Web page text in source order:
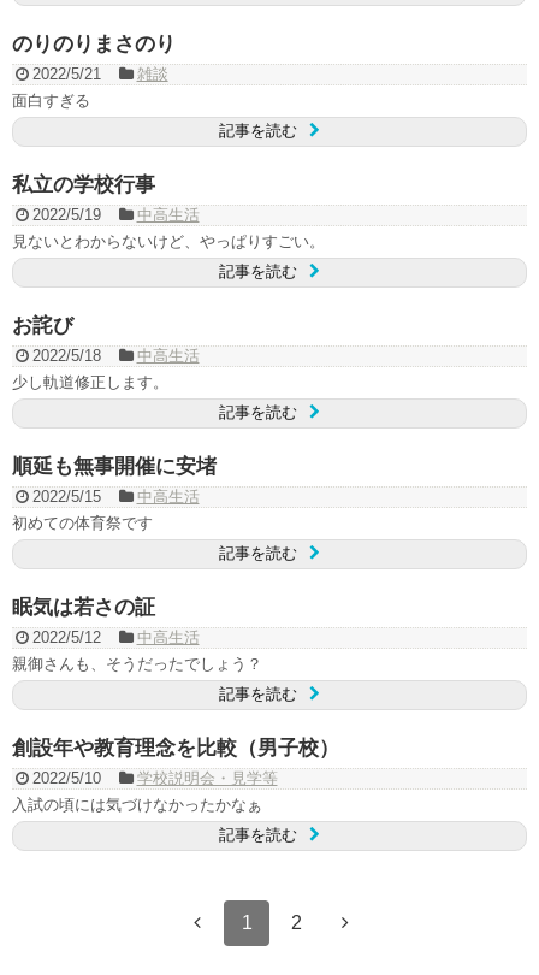
のりのりまさのり
2022/5/21
雑談
面白すぎる
記事を読む
私立の学校行事
2022/5/19
中高生活
見ないとわからないけど、やっぱりすごい。
記事を読む
お詫び
2022/5/18
中高生活
少し軌道修正します。
記事を読む
順延も無事開催に安堵
2022/5/15
中高生活
初めての体育祭です
記事を読む
眠気は若さの証
2022/5/12
中高生活
親御さんも、そうだったでしょう？
記事を読む
創設年や教育理念を比較（男子校）
2022/5/10
学校説明会・見学等
入試の頃には気づけなかったかなぁ
記事を読む
1 2